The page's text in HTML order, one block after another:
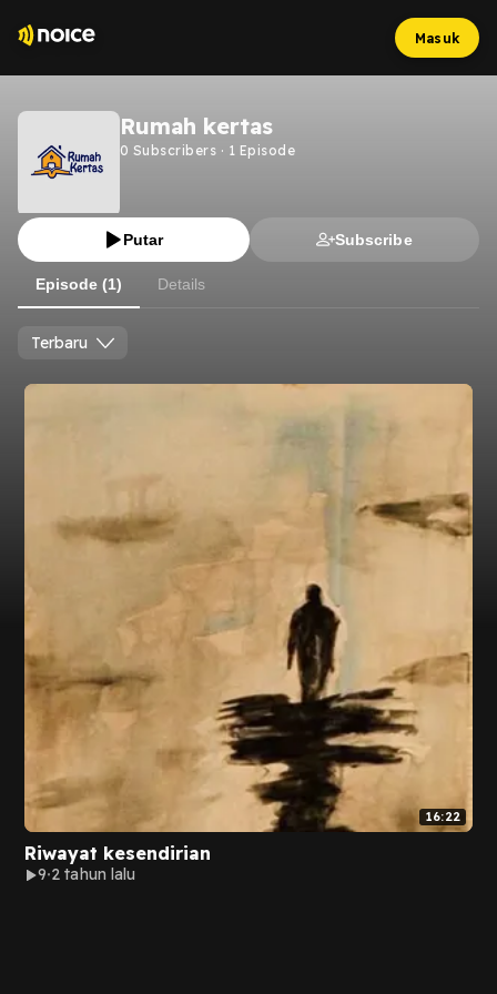
Masuk
Rumah kertas
0 Subscribers · 1 Episode
Putar Subscribe
Episode (1) Details
Terbaru
16:22
Riwayat kesendirian
9 2 tahun lalu